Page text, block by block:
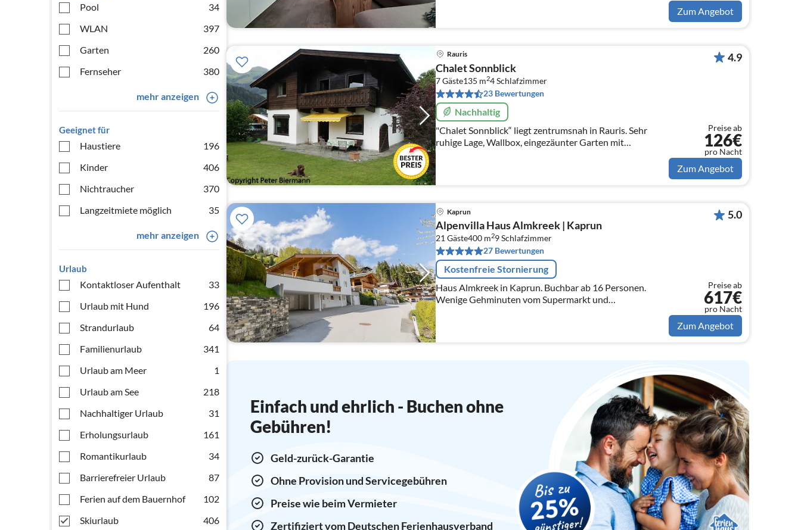
Pool
34
WLAN
397
Garten
260
Fernseher
380
mehr anzeigen
Geeignet für
Haustiere
196
Kinder
406
Nichtraucher
370
Langzeitmiete möglich
35
mehr anzeigen
Urlaub
Kontaktloser Aufenthalt
33
Urlaub mit Hund
196
Strandurlaub
64
Familienurlaub
341
Urlaub am Meer
1
Urlaub am See
218
Nachhaltiger Urlaub
31
Erholungsurlaub
161
Romantikurlaub
34
Barrierefreier Urlaub
87
Ferien auf dem Bauernhof
102
Skiurlaub
406
Zum Angebot
Rauris
Chalet Sonnblick
7 Gäste135 m24Schlafzimmer
23 Bewertungen
Nachhaltig
"Chalet Sonnblick“ liegt zentrumsnah in Rauris. Sehr
ruhige Lage, Wallbox, eingezäunter Garten mit
wunderschönem freien Blick ins Tal bieten bis zu 7
Personen Platz zum Erholen!
4.9
Preise ab
126€
pro Nacht
Zum Angebot
Kaprun
Alpenvilla Haus Almkreek | Kaprun
21 Gäste400 m29Schlafzimmer
27 Bewertungen
Kostenfreie Stornierung
Haus Almkreek in Kaprun. Buchbar ab 16 Personen.
Wenige Gehminuten vom Supermarkt und
Skibushaltestelle | K-onnection.
5.0
Preise ab
617€
pro Nacht
Zum Angebot
Einfach und ehrlich - Buchen ohne
Gebühren!
Geld-zurück-Garantie
Ohne Provision und Servicegebühren
Preise wie beim Vermieter
Zertifiziert vom Deutschen Ferienhausverband